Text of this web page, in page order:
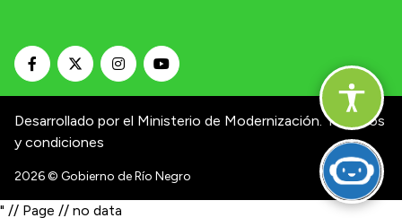
Desarrollado por el Ministerio de Modernización. Términos
y condiciones
2026© Gobierno de Río Negro
" // Page // no data